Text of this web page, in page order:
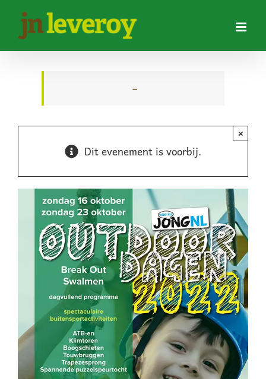
inhoud
–
Dit evenement is voorbij.
×